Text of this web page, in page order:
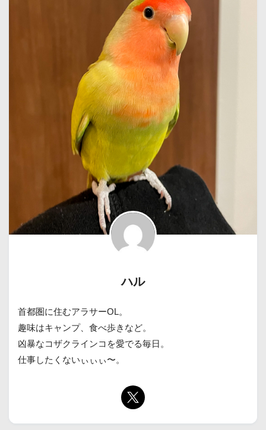
ハル
首都圏に住むアラサーOL。
趣味はキャンプ、食べ歩きなど。
凶暴なコザクラインコを愛でる毎日。
仕事したくないぃぃぃ〜。